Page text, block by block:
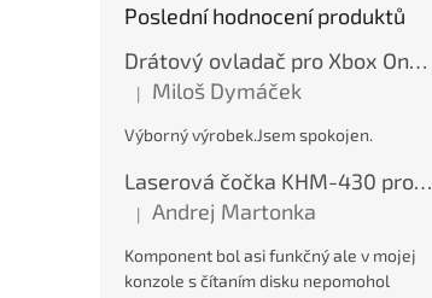
Poslední hodnocení produktů
Drátový ovladač pro Xbox One / Xbox Series X/S / PC - Modrý, var. A, nový
Hodnocení produktu je 5 z 5 hvězdiček.
| Miloš Dymáček
Výborný výrobek.Jsem spokojen.
Laserová čočka KHM-430 pro PS2, nová
Hodnocení produktu je 5 z 5 hvězdiček.
| Andrej Martonka
Komponent bol asi funkčný ale v mojej
konzole s čítaním disku nepomohol